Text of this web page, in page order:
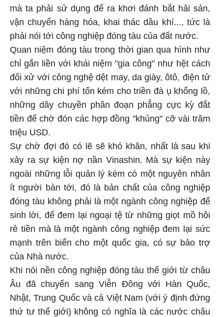
mà ta phải sử dụng để ra khơi đánh bắt hải sản,
vận chuyển hàng hóa, khai thác dầu khí..., tức là
phải nói tới công nghiệp đóng tàu của đất nước.
Quan niệm đóng tàu trong thời gian qua hình như
chỉ gắn liền với khái niệm "gia công" như hệt cách
đối xử với công nghệ dệt may, da giày, ôtô, điện tử
với những chi phí tốn kém cho triền đà ụ khổng lồ,
những dây chuyền phân đoạn phẳng cực kỳ đắt
tiền để chờ đón các hợp đồng "khủng" cỡ vài trăm
triệu USD.
Sự chờ đợi đó có lẽ sẽ khó khăn, nhất là sau khi
xảy ra sự kiện nợ nần Vinashin. Mà sự kiện này
ngoài những lỗi quản lý kém có một nguyên nhân
ít người bàn tới, đó là bản chất của công nghiệp
đóng tàu không phải là một ngành công nghiệp để
sinh lời, để đem lại ngoại tệ từ những giọt mồ hôi
rẻ tiền mà là một ngành công nghiệp đem lại sức
mạnh trên biển cho một quốc gia, có sự bảo trợ
của Nhà nước.
Khi nói nền công nghiệp đóng tàu thế giới từ châu
Âu đã chuyển sang Viễn Đông với Hàn Quốc,
Nhật, Trung Quốc và cả Việt Nam (với ý định đứng
thứ tư thế giới) không có nghĩa là các nước châu